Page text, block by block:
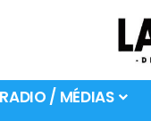
/ MÉDIAS